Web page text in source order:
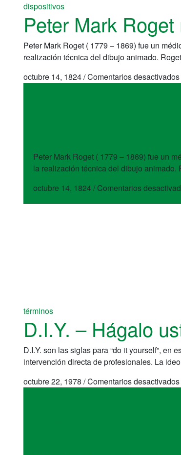
dispositivos
Peter Mark
Peter Mark Roget ( 1779 – 1869) fue un
realización técnica del dibujo animado.
octubre 14, 1824/Comentarios desactivados
Peter Mark Roget ( 1779 – 1869) fue un
la realización técnica del dibujo
octubre 14, 1824/ Comentarios
términos
D.I.Y. – Hágalo
D.I.Y. son las siglas para “do it yourself”, en
intervención directa de profesionales. La
octubre 22, 1978 /Comentarios desactivados